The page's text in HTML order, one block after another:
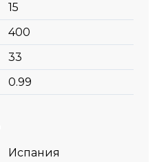
15
400
33
0.99
Испания